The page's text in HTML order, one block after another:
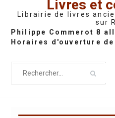
Livres et
Librairie de livres
sur